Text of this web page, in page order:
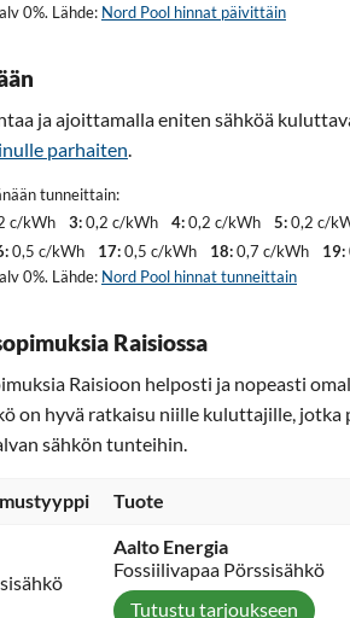
0%. Lähde: Nord Pool hinnat päivittäin
ja ajoittamalla eniten sähköä
parhaiten
tunneittain:
c/kWh 3:0,2 c/kWh 4:0,2 c/kWh 5:0,2 c/
0,5 c/kWh 17:0,5 c/kWh 18:0,7 c/kWh 19:
0%. Lähde: Nord Pool hinnat tunneittain
Raisiossa
Raisioon helposti ja nopeasti
on hyvä ratkaisu niille kuluttajille, jotka
sähkön tunteihin.
Tuote
Aalto Energia
Fossiilivapaa Pörssisähkö
Tutustu tarjoukseen